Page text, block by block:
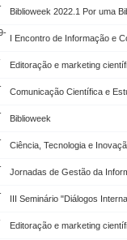
Biblioweek 2022.1 Por uma
I Encontro de Informação e
Editoração e marketing
Comunicação Científica e
Biblioweek
Ciência, Tecnologia e
Jornadas de Gestão da
III Seminário "Diálogos
Editoração e marketing